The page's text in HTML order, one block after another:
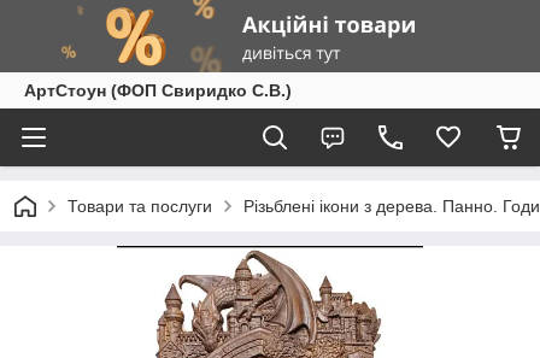
АртСтоун (ФОП Свиридко С.В.)
Товари та послуги Різьблені ікони з дерева. Панно.